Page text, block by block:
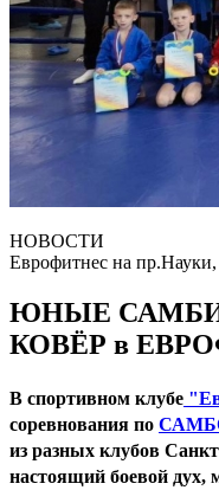
НОВОСТИ
Еврофитнес на
ЮНЫЕ
КОВЁР в
В спортивном клубе
соревнования по
из разных клубов
настоящий боевой дух,